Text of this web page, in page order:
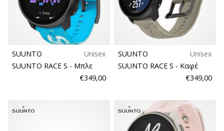
βόλεϊ
Είστε
του
βόλεϊ
όπως
μαζί
μας
SUUNTO
Unisex
SUUNTO RACE S - Μπλε
€349,00
SUUNTO
Unisex
SUUNTO RACE S - Καφέ
€349,00